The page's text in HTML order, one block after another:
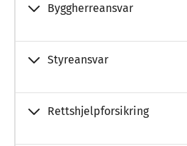
Byggherreansvar
Styreansvar
Rettshjelpforsikring